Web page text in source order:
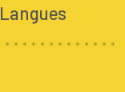
Langues